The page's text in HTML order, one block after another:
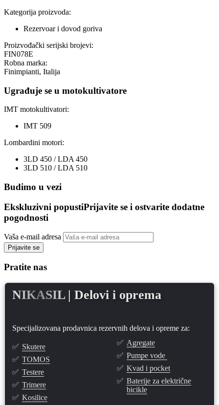
Kategorija proizvoda:
Rezervoar i dovod goriva
Proizvođački serijski brojevi:
FIN078E
Robna marka:
Finimpianti, Italija
Ugrađuje se u motokultivatore
IMT motokultivatori:
IMT 509
Lombardini motori:
3LD 450 / LDA 450
3LD 510 / LDA 510
Budimo u vezi
Ekskluzivni popustiPrijavite se i ostvarite dodatne
pogodnosti
Vaša e-mail adresa
Prijavite se
Pratite nas
NIKASIL | Delovi i oprema
Specijalizovana prodavnica rezervnih delova i opreme za:
✅ Skutere
✅ TOMOS
✅ Testere
✅ Trimere
✅ Kosilice
✅ Agregate
✅ Pumpe vode
✅ Kvad i pocket
✅ Baterije za električne
bicikle